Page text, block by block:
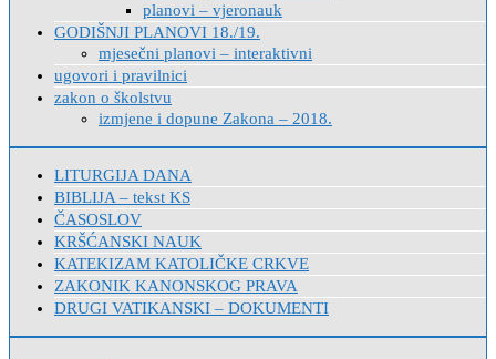
planovi – vjeronauk
GODIŠNJI PLANOVI 18./19.
mjesečni planovi – interaktivni
ugovori i pravilnici
zakon o školstvu
izmjene i dopune Zakona – 2018.
LITURGIJA DANA
BIBLIJA – tekst KS
ČASOSLOV
KRŠĆANSKI NAUK
KATEKIZAM KATOLIČKE CRKVE
ZAKONIK KANONSKOG PRAVA
DRUGI VATIKANSKI – DOKUMENTI